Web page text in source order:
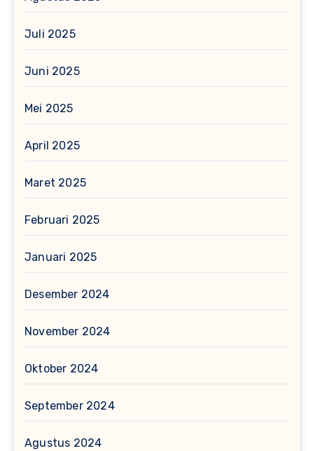
Juli 2025
Juni 2025
Mei 2025
April 2025
Maret 2025
Februari 2025
Januari 2025
Desember 2024
November 2024
Oktober 2024
September 2024
Agustus 2024